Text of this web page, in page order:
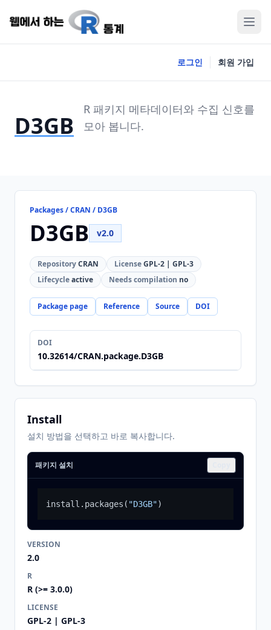
로그인 회원 가입
D3GB
R 패키지 메타데이터와 수집 신호를
모아 봅니다.
Packages / CRAN / D3GB
D3GB v2.0
RepositoryCRAN LicenseGPL-2 | GPL-3
Lifecycleactive Needs compilation no
Package page Reference Source DOI
DOI
10.32614/CRAN.package.D3GB
Install
설치 방법을 선택하고 바로 복사합니다.
패키지 설치
install.packages ( "D3GB")
VERSION
2.0
R
R (>= 3.0.0)
LICENSE
GPL-2 | GPL-3